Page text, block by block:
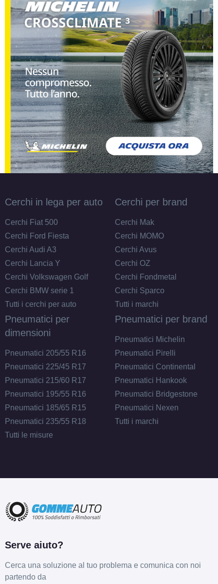
RIAL Milano Titanium 4
fori 14" 5.5X14 ET43
Foro centrale: 63.3mm
Disponibile
Cerchi in lega per auto
Cerchi Fiat 500
Cerchi Ford Fiesta
Cerchi Audi A3
Cerchi Lancia Y
Cerchi Volkswagen Golf
Cerchi BMW serie 1
Tutti i cerchi per auto
Cerchi per brand
Cerchi Mak
Cerchi MOMO
Cerchi Avus
Cerchi OZ
Cerchi Fondmetal
Cerchi Sparco
Tutti i marchi
Pneumatici per
dimensioni
Pneumatici 205/55 R16
Pneumatici 225/45 R17
Pneumatici 215/60 R17
Pneumatici 195/55 R16
Pneumatici 185/65 R15
Pneumatici 235/55 R18
Tutti le misure
Pneumatici per brand
Pneumatici Michelin
Pneumatici Pirelli
Pneumatici Continental
Pneumatici Hankook
Pneumatici Bridgestone
Pneumatici Nexen
Tutti i marchi
Serve aiuto?
Cerca una soluzione al tuo problema e comunica con noi
partendo da